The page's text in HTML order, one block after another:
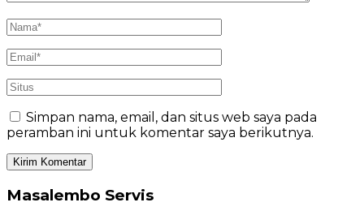
Simpan nama, email, dan situs web saya pada
peramban ini untuk komentar saya berikutnya.
Masalembo Servis